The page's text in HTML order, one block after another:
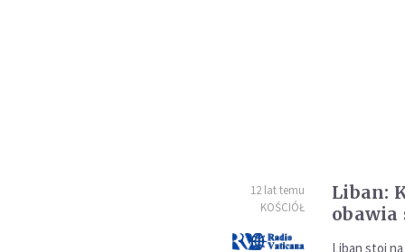
12 lat temu
KOŚCIÓŁ
Liban:
Liban stoi